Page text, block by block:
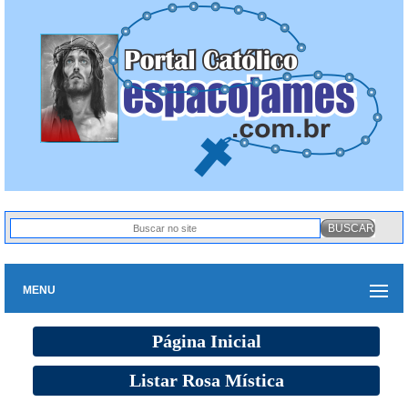
MENU
Página Inicial
Listar Rosa Mística